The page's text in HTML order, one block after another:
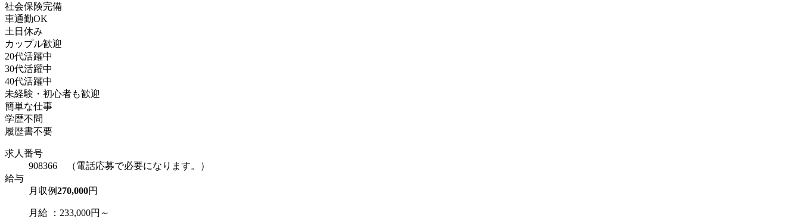
社会保険完備
車通勤OK
土日休み
カップル歓迎
20代活躍中
30代活躍中
40代活躍中
未経験・初心者も歓迎
簡単な仕事
学歴不問
履歴書不要
求人番号
908366 （電話応募で必要になります。）
給与
月収例270,000円
月給 ：233,000円～